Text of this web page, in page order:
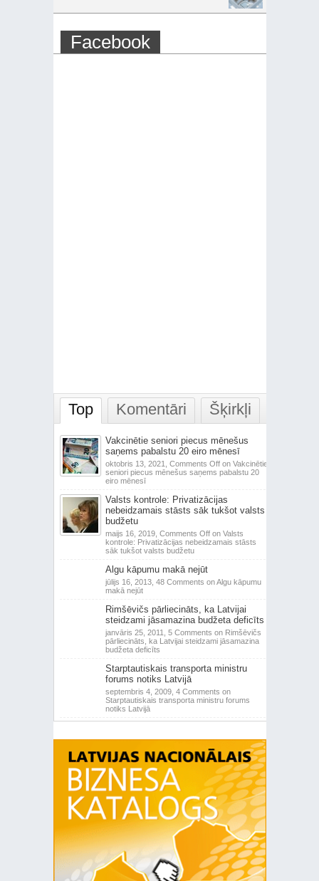
Facebook
Top Komentāri Šķirkļi
Vakcinētie seniori piecus mēnešus
saņems pabalstu 20 eiro mēnesī
oktobris 13, 2021, Comments Offon Vakcinētie
seniori piecus mēnešus saņems pabalstu 20
eiro mēnesī
Valsts kontrole: Privatizācijas
nebeidzamais stāsts sāk tukšot valsts
budžetu
maijs 16, 2019, Comments Offon Valsts
kontrole: Privatizācijas nebeidzamais stāsts
sāk tukšot valsts budžetu
Algu kāpumu makā nejūt
jūlijs 16, 2013, 48 Comments on Algu kāpumu
makā nejūt
Rimšēvičs pārliecināts, ka Latvijai
steidzami jāsamazina budžeta deficīts
janvāris 25, 2011, 5 Comments on Rimšēvičs
pārliecināts, ka Latvijai steidzami jāsamazina
budžeta deficīts
Starptautiskais transporta ministru
forums notiks Latvijā
septembris 4, 2009, 4 Comments on
Starptautiskais transporta ministru forums
notiks Latvijā